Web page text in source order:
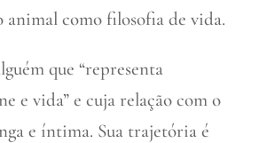
animal como filosofia de vida.
que “representa
e vida” e cuja relação com o
e íntima. Sua trajetória é